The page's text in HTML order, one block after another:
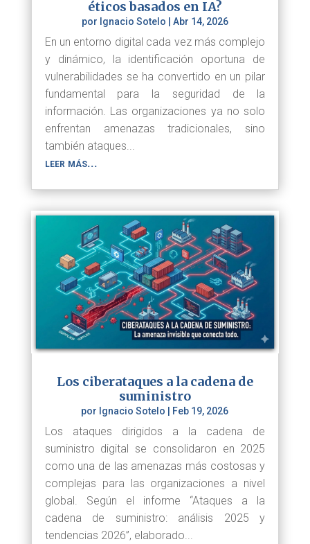
éticos basados en IA?
por Ignacio Sotelo Abr 14, 2026
En un entorno digital cada vez más complejo
y dinámico, la identificación oportuna de
vulnerabilidades se ha convertido en un pilar
fundamental para la seguridad de la
información. Las organizaciones ya no solo
enfrentan amenazas tradicionales, sino
también ataques...
leer más...
Los ciberataques a la cadena de
suministro
por Ignacio Sotelo | Feb 19, 2026
Los ataques dirigidos a la cadena de
suministro digital se consolidaron en 2025
como una de las amenazas más costosas y
complejas para las organizaciones a nivel
global. Según el informe “Ataques a la
cadena de suministro: análisis 2025 y
tendencias 2026”, elaborado...